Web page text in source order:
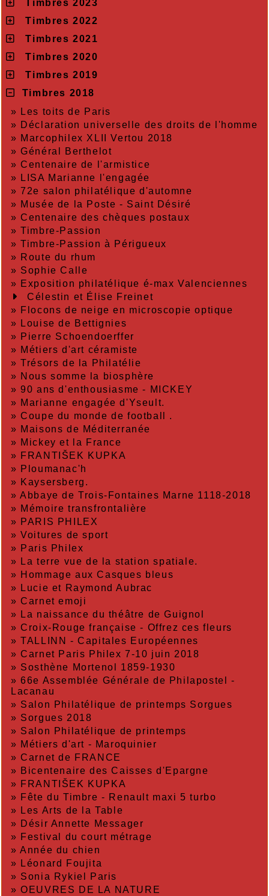
Timbres 2023
Timbres 2022
Timbres 2021
Timbres 2020
Timbres 2019
Timbres 2018
» Les toits de Paris
» Déclaration universelle des droits de l'homme
» Marcophilex XLII Vertou 2018
»Général Berthelot
»Centenaire de l'armistice
» LISA Marianne l'engagée
»72e salon philatélique d'automne
» Musée de la Poste - Saint Désiré
»Centenaire des chèques postaux
»Timbre-Passion
»Timbre-Passion à Périgueux
» Route du rhum
» Sophie Calle
» Exposition philatélique é-max Valenciennes
Célestin et Élise Freinet
» Flocons de neige en microscopie optique
» Louise de Bettignies
» Pierre Schoendoerffer
» Métiers d'art céramiste
»Trésors de la Philatélie
» Nous somme la biosphère
»90 ans d'enthousiasme - MICKEY
» Marianne engagée d'Yseult.
»Coupe du monde de football .
» Maisons de Méditerranée
» Mickey et la France
» FRANTIŠEK KUPKA
» Ploumanac'h
» Kaysersberg.
»Abbaye de Trois-Fontaines Marne 1118-2018
» Mémoire transfrontalière
» PARIS PHILEX
»Voitures de sport
» Paris Philex
» La terre vue de la station spatiale.
» Hommage aux Casques bleus
» Lucie et Raymond Aubrac
»Carnet emoji
» La naissance du théâtre de Guignol
»Croix-Rouge française - Offrez ces fleurs
»TALLINN - Capitales Européennes
»Carnet Paris Philex 7-10 juin 2018
» Sosthène Mortenol 1859-1930
»66e Assemblée Générale de Philapostel -
Lacanau
» Salon Philatélique de printemps Sorgues
» Sorgues 2018
» Salon Philatélique de printemps
» Métiers d'art - Maroquinier
»Carnet de FRANCE
» Bicentenaire des Caisses d'Epargne
» FRANTIŠEK KUPKA
» Fête du Timbre - Renault maxi 5 turbo
» Les Arts de la Table
» Désir Annette Messager
» Festival du court métrage
»Année du chien
» Léonard Foujita
» Sonia Rykiel Paris
»OEUVRES DE LA NATURE